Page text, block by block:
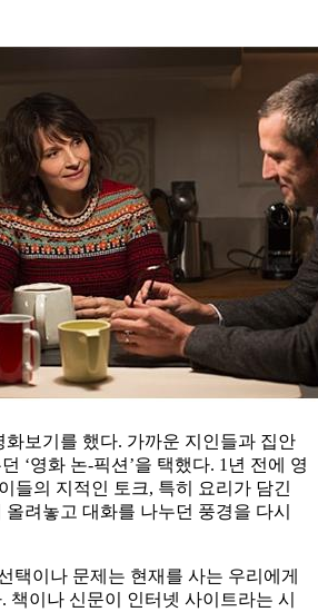
보기를 했다. 가까운 지인들과 집안
‘영화 논-픽션’을 택했다. 1년 전에 영
들의 지적인 토크, 특히 요리가 담긴
려놓고 대화를 나누던 풍경을 다시
택이나 문제는 현재를 사는 우리에게
책이나 신문이 인터넷 사이트라는 시